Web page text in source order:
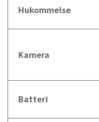
Hukommelse
Kamera
Batteri